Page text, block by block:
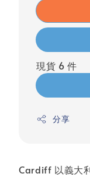
現貨 6 件
分享
Cardiff 以義大